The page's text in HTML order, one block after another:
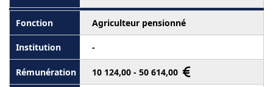
Agriculteur pensionné
-
10 124,00 - 50 614,00